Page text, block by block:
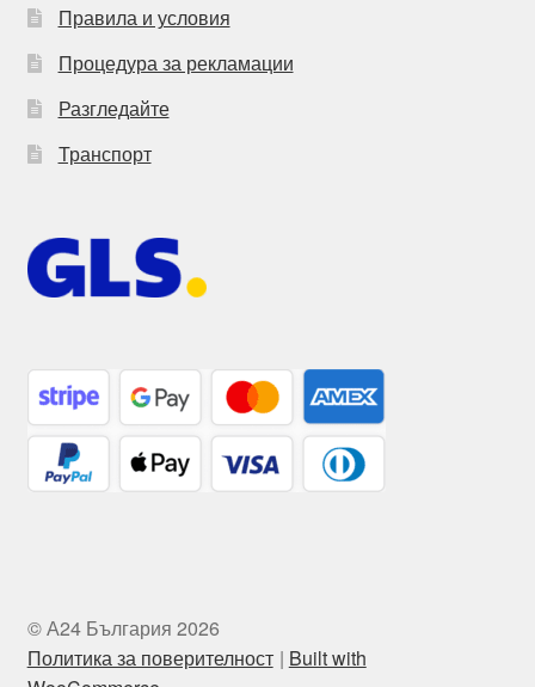
Правила и условия
Процедура за рекламации
Разгледайте
Транспорт
© А24 България 2026
Политика за поверителност
Built with